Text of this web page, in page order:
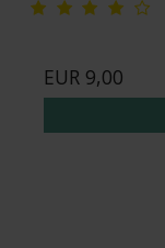
EUR 9,00